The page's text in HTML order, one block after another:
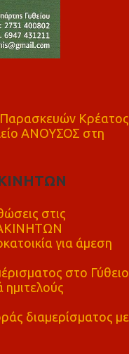
Κρέατος
ΑΝΟΥΣΟΣ στη
στις
ΑΚΙΝΗΤΩΝ
για άμεση
στο Γύθειο
διαμερίσματος με